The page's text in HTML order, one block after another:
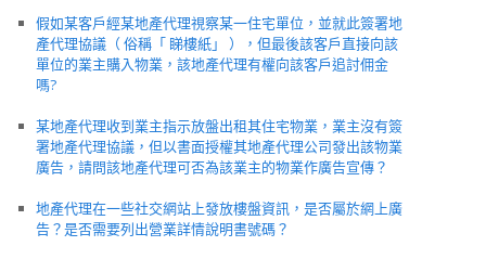
假如某客戶經某地產代理視察某一住宅單位，並就此簽署地
產代理協議（ 俗稱「 睇樓紙」 ），但最後該客戶直接向該
單位的業主購入物業，該地產代理有權向該客戶追討佣金
嗎?
某地產代理收到業主指示放盤出租其住宅物業，業主沒有簽
署地產代理協議，但以書面授權其地產代理公司發出該物業
廣告，請問該地產代理可否為該業主的物業作廣告宣傳？
地產代理在一些社交網站上發放樓盤資訊，是否屬於網上廣
告？是否需要列出營業詳情說明書號碼？